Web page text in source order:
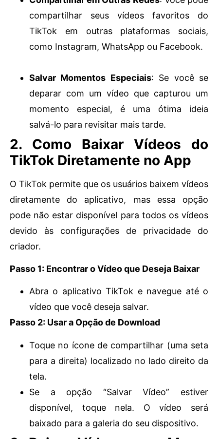
compartilhar seus vídeos favoritos do
TikTok em outras plataformas sociais,
como Instagram, WhatsApp ou Facebook.
Salvar Momentos Especiais: Se você se
deparar com um vídeo que capturou um
momento especial, é uma ótima ideia
salvá-lo para revisitar mais tarde.
2. Como Baixar Vídeos do
TikTok Diretamente no App
O TikTok permite que os usuários baixem vídeos
diretamente do aplicativo, mas essa opção
pode não estar disponível para todos os vídeos
devido às configurações de privacidade do
criador.
Passo 1: Encontrar o Vídeo que Deseja Baixar
Abra o aplicativo TikTok e navegue até o
vídeo que você deseja salvar.
Passo 2: Usar a Opção de Download
Toque no ícone de compartilhar (uma seta
para a direita) localizado no lado direito da
tela.
Se a opção “Salvar Vídeo” estiver
disponível, toque nela. O vídeo será
baixado para a galeria do seu dispositivo.